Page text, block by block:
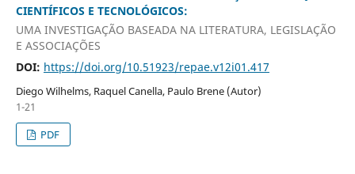
CIENTÍFICOS E TECNOLÓGICOS:
UMA INVESTIGAÇÃO BASEADA NA LITERATURA, LEGISLAÇÃO
E ASSOCIAÇÕES
DOI: https://doi.org/10.51923/repae.v12i01.417
Diego Wilhelms, Raquel Canella, Paulo Brene (Autor)
1-21
PDF